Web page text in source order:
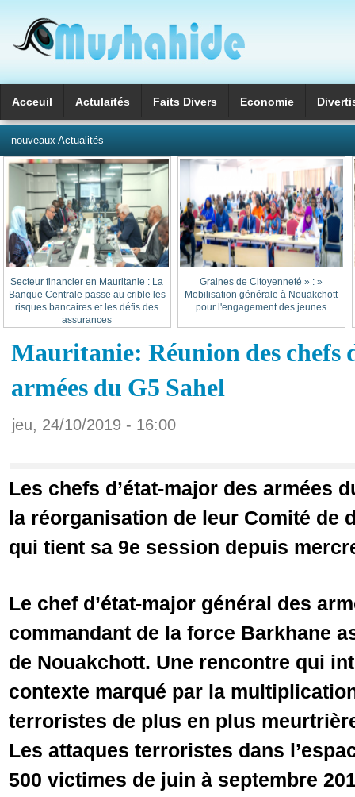
Acceuil Actulaités Faits Divers Economie
nouveaux Actualités
« Graines de Citoyenneté » :
Mobilisation générale à Nouakchott
pour l'engagement des jeunes
Secteur financier en Mauritanie : La
Banque Centrale passe au crible les
risques bancaires et les défis des
assurances
Mauritanie: Réunion des chefs
armées du G5 Sahel
jeu, 24/10/2019 - 16:00
Les chefs d’état-major des armées
la réorganisation de leur Comité de
qui tient sa 9e session depuis
Le chef d’état-major général des
commandant de la force Barkhane
de Nouakchott. Une rencontre qui
contexte marqué par la
terroristes de plus en plus
Les attaques terroristes dans
500 victimes de juin à septembre